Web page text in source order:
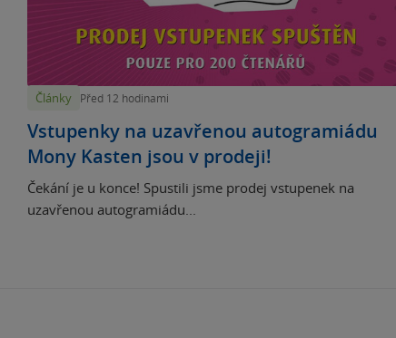
Články Před 12 hodinami
Vstupenky na uzavřenou autogramiádu
Mony Kasten jsou v prodeji!
Čekání je u konce! Spustili jsme prodej vstupenek na
uzavřenou autogramiádu...